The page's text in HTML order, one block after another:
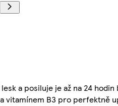
a posiluje je až na 24
vitamínem B3 pro perfektně